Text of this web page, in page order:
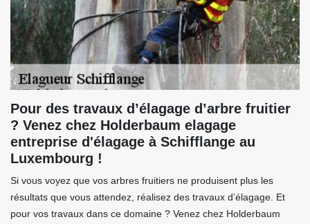
Pour des travaux d’élagage d’arbre fruitier
? Venez chez Holderbaum elagage
entreprise d'élagage à Schifflange au
Luxembourg !
Si vous voyez que vos arbres fruitiers ne produisent plus les
résultats que vous attendez, réalisez des travaux d’élagage. Et
pour vos travaux dans ce domaine ? Venez chez Holderbaum